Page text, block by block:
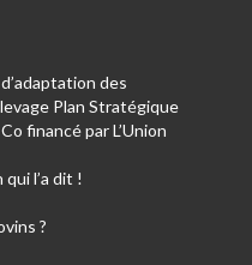
des
Plan Stratégique
financé par L’Union
l’a dit !
?